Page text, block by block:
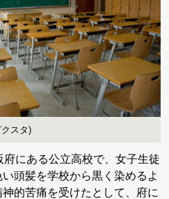
スタ)
にある公立高校で、女子生徒
頭髪を学校から黒く染めるよ
的苦痛を受けたとして、府に